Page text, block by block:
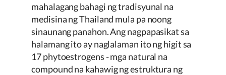
mahalagang bahagi ng tradisyunal na
medisina ng Thailand mula pa noong
sinaunang panahon. Ang nagpapasikat sa
halamang ito ay naglalaman ito ng higit sa
17 phytoestrogens - mga natural na
compound na kahawig ng estruktura ng